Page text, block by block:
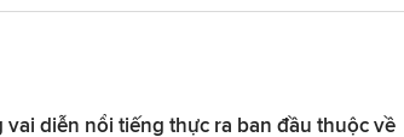
diễn nổi tiếng thực ra ban đầu thuộc về